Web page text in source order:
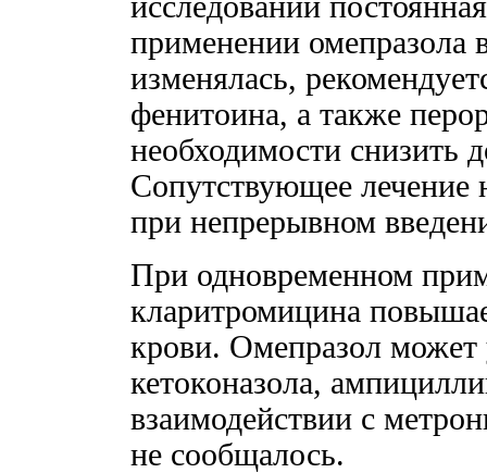
применении омепразола
изменялась,
фенитоина, а также
необходимости снизить
Сопутствующее лечение
при непрерывном
При одновременном
кларитромицина
крови. Омепразол
кетоконазола,
взаимодействии с
не сообщалось.